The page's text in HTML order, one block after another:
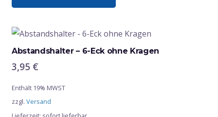
Abstandshalter – 6-Eck ohne Kragen
3,95 €
Enthält 19% MWST
zzgl. Versand